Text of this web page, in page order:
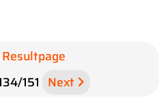
/151 Next